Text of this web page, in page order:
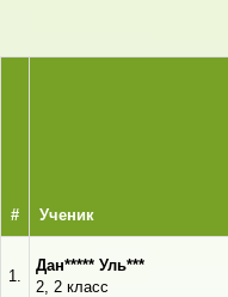
# Ученик
1.
Дан***** Уль***
2, 2 класс